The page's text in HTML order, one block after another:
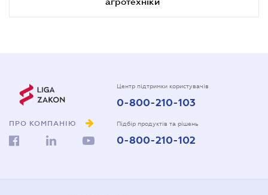
ПРО КОМПАНІЮ
Центр підтримки користувачів
0-800-210-103
Підбір продуктів та рішень
0-800-210-102